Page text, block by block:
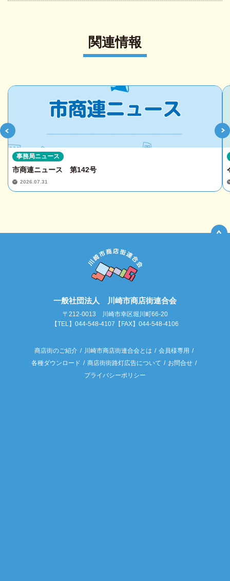
関連情報
市商連ニュース 第142号
2026.07.31
事務局ニュース
一般社団法人 川崎市商店街連合会
〒212-0013 川崎市幸区堀川町66-20
【TEL】044-548-4107【FAX】044-548-4106
商店街のご紹介 川崎市商店街連合会とは
会員様専用
各種ダウンロード
商店街街路灯広告について
お問合せ
プライバシーポリシー